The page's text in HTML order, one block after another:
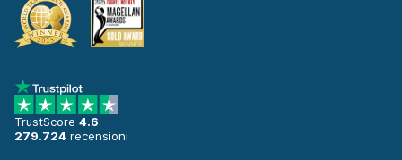
TrustScore 4.6
279.724 recensioni